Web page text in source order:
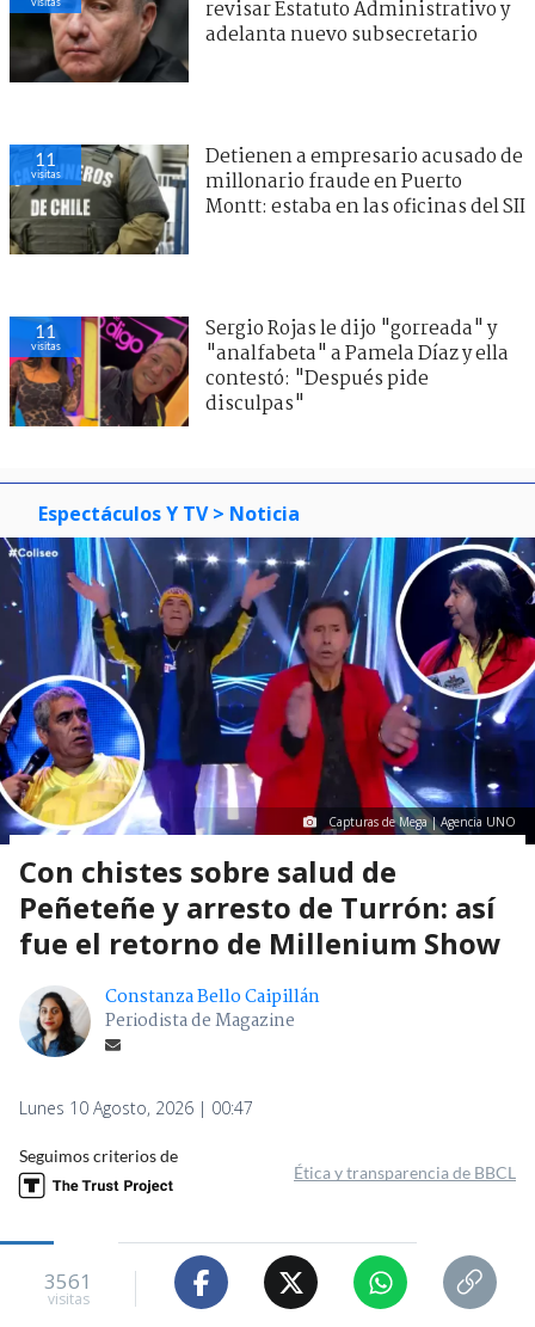
revisar Estatuto Administrativo y
adelanta nuevo subsecretario
11
visitas
Detienen a empresario acusado de
millonario fraude en Puerto
Montt: estaba en las oficinas del SII
11
visitas
Sergio Rojas le dijo "gorreada" y
"analfabeta" a Pamela Díaz y ella
contestó: "Después pide
disculpas"
Espectáculos Y TV > Noticia
Capturas de Mega | Agencia UNO
Con chistes sobre salud de
Peñeteñe y arresto de Turrón: así
fue el retorno de Millenium Show
Constanza Bello Caipillán
Periodista de Magazine
Lunes 10 Agosto, 2026 | 00:47
Seguimos criterios de
Ética y transparencia de BBCL
3561
visitas